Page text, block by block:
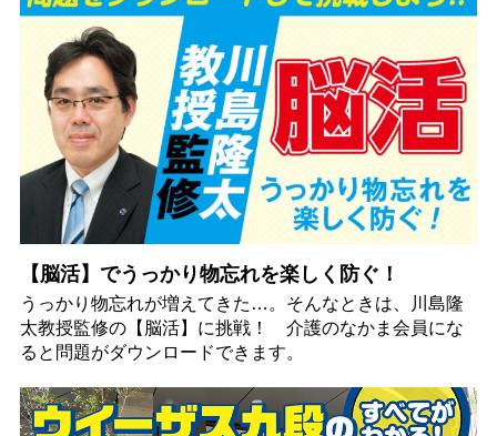
【脳活】でうっかり物忘れを楽しく防ぐ！
うっかり物忘れが増えてきた…。そんなときは、川島隆
太教授監修の【脳活】に挑戦！ 介護のなかま会員にな
ると問題がダウンロードできます。